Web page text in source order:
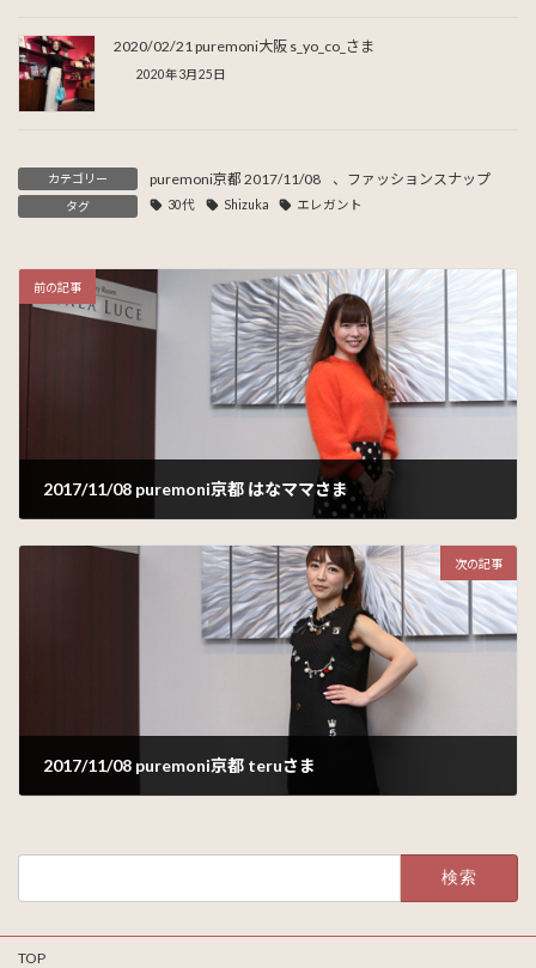
2020/02/21 puremoni大阪 s_yo_co_さま
2020年3月25日
カテゴリー puremoni京都 2017/11/08 、 ファッションスナップ
タグ 30代 Shizuka エレガント
前の記事
2017/11/08 puremoni京都 はなママさま
次の記事
2017/11/08 puremoni京都 teruさま
TOP